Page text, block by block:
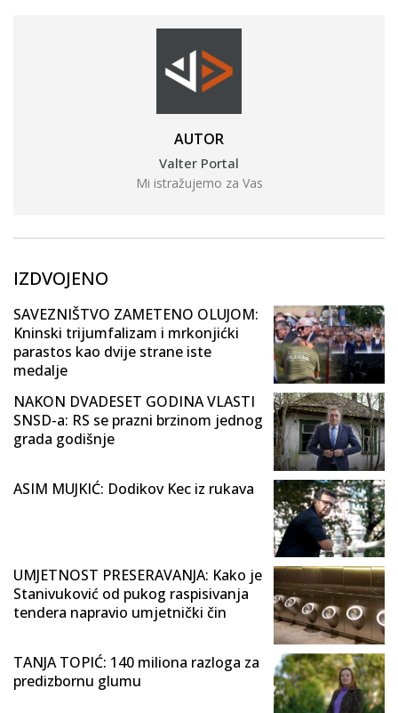
AUTOR
Valter Portal
Mi istražujemo za Vas
IZDVOJENO
SAVEZNIŠTVO ZAMETENO OLUJOM:
Kninski trijumfalizam i mrkonjićki
parastos kao dvije strane iste
medalje
NAKON DVADESET GODINA VLASTI
SNSD-a: RS se prazni brzinom jednog
grada godišnje
ASIM MUJKIĆ: Dodikov Kec iz rukava
UMJETNOST PRESERAVANJA: Kako je
Stanivuković od pukog raspisivanja
tendera napravio umjetnički čin
TANJA TOPIĆ: 140 miliona razloga za
predizbornu glumu